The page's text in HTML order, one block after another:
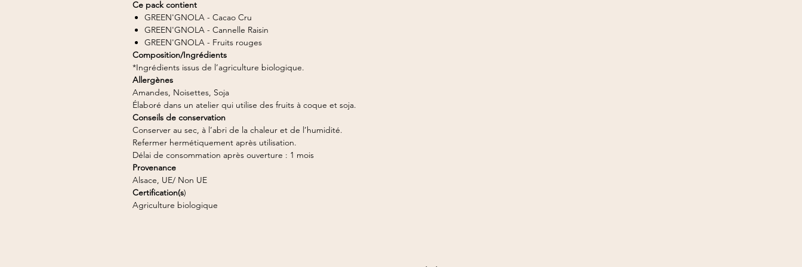
Ce pack contient
GREEN'GNOLA - Cacao Cru
GREEN'GNOLA - Cannelle Raisin
GREEN'GNOLA - Fruits rouges
Composition/Ingrédients
*Ingrédients issus de l’agriculture biologique.
Allergènes
Amandes, Noisettes, Soja
Élaboré dans un atelier qui utilise des fruits à coque et soja.
Conseils de conservation
Conserver au sec, à l’abri de la chaleur et de l’humidité.
Refermer hermétiquement après utilisation.
Délai de consommation après ouverture : 1 mois
Provenance
Alsace, UE/ Non UE
Certification(s)
Agriculture biologique